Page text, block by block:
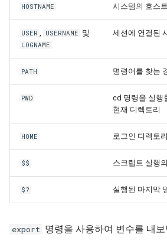
HOSTNAME 시스템의 호스
USER , USERNAME 및
LOGNAME
세션에 연결된
PATH 명령어를 찾는
PWD
cd 명령을 실행
현재 디렉토리
HOME 로그인 디렉토리
$$ 스크립트 실행
$? 실행된 마지막
export 명령을 사용하여 변수를 내